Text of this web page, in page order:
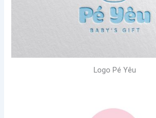
Logo Pé Yêu